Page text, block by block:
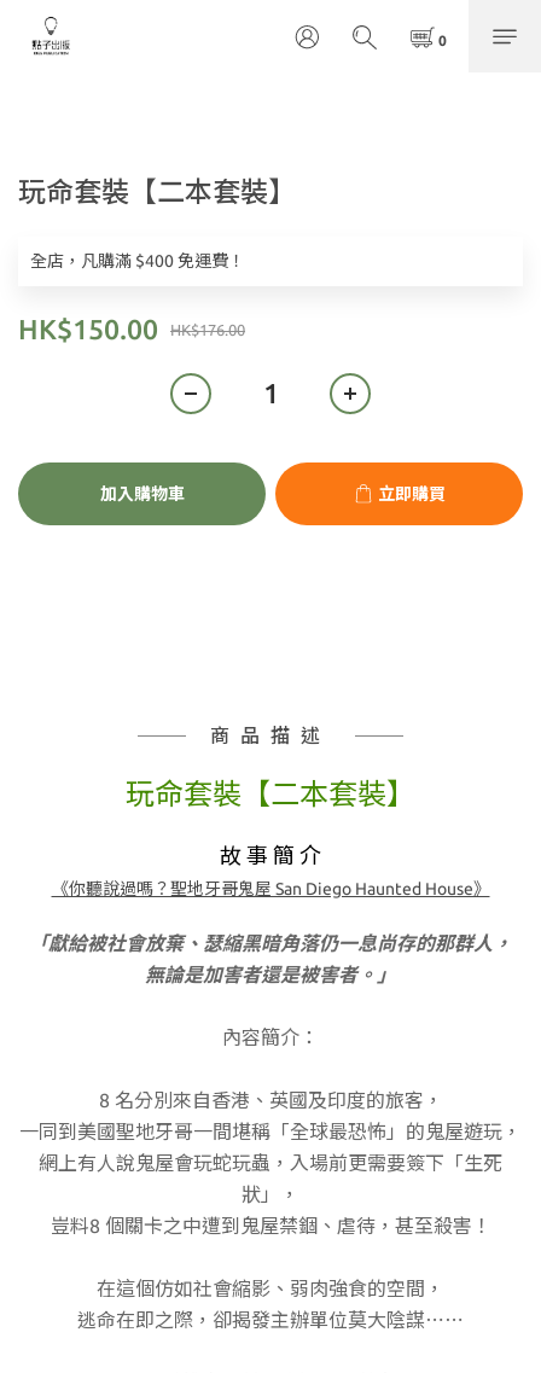
玩命套裝【二本套裝】
全店，凡購滿 $400 免運費！
HK$176.00
HK$150.00
加入購物車 立即購買
商品描述
玩命套裝【二本套裝】
故 事 簡 介
《你聽說過嗎？聖地牙哥鬼屋 San Diego Haunted House》
「獻給被社會放棄、瑟縮黑暗角落仍一息尚存的那群人，
無論是加害者還是被害者。」
內容簡介：
8 名分別來自香港、英國及印度的旅客，
一同到美國聖地牙哥一間堪稱「全球最恐怖」的鬼屋遊玩，
網上有人說鬼屋會玩蛇玩蟲，入場前更需要簽下「生死
狀」，
豈料8 個關卡之中遭到鬼屋禁錮、虐待，甚至殺害！
在這個仿如社會縮影、弱肉強食的空間，
逃命在即之際，卻揭發主辦單位莫大陰謀⋯⋯